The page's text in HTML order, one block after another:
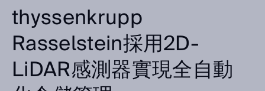
thyssenkrupp
Rasselstein採用2D-
LiDAR感測器實現全自動